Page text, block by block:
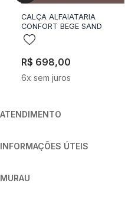
CALÇA ALFAIATARIA
CONFORT BEGE SAND
R$ 698,00
6x sem juros
ATENDIMENTO
INFORMAÇÕES ÚTEIS
MURAU